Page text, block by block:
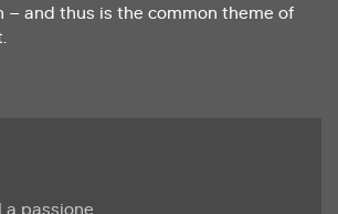
– and thus is the common theme of
passione